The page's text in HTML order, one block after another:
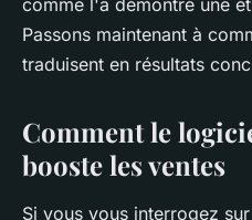
comme l'a démontré une
Passons maintenant à
traduisent en résultats
Comment le
booste les ventes
Si vous vous interrogez